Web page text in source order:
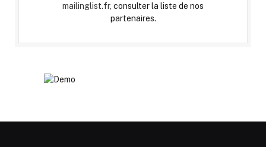
mailinglist.fr, consulter la liste de nos
partenaires.